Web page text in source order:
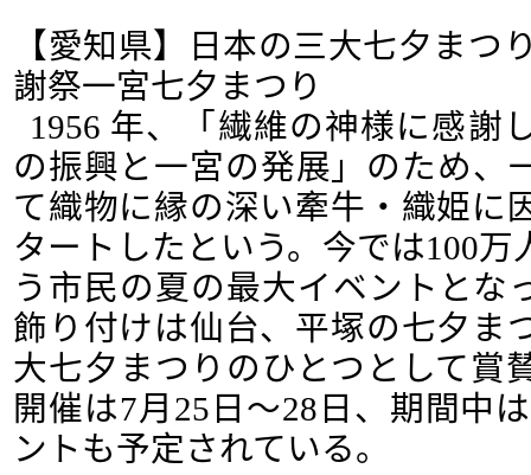
【愛知県】日本の三大七夕まつ
謝祭一宮七夕まつり
1956 年、「繊維の神様に感謝
の振興と一宮の発展」のため、
て織物に縁の深い牽牛・織姫に
タートしたという。今では100
う市民の夏の最大イベントとな
飾り付けは仙台、平塚の七夕ま
大七夕まつりのひとつとして賞
開催は7月25日～28日、期間中
ントも予定されている。